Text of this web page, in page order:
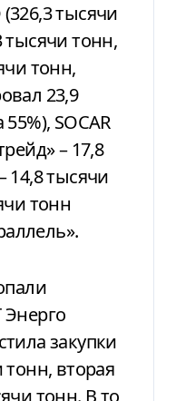
тысячи
тысячи тонн,
тонн,
23,9
SOCAR
– 17,8
14,8 тысячи
тонн
закупки
тонн, вторая